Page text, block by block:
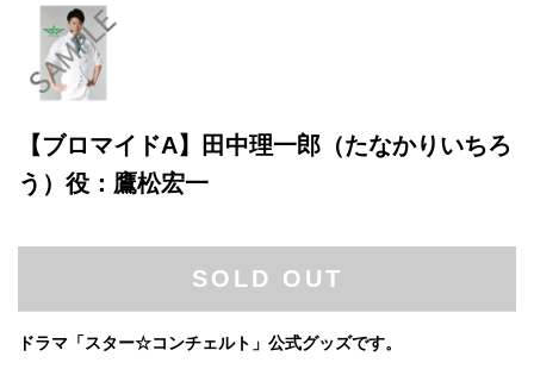
【ブロマイドA】田中理一郎（たなかりいちろ
う）役：鷹松宏一
SOLD OUT
ドラマ「スター☆コンチェルト」公式グッズです。